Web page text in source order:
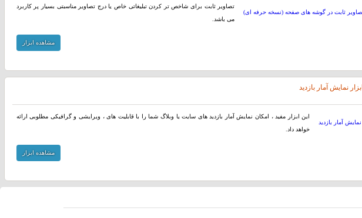
تصاویر ثابت برای شاخص تر کردن تبلیغاتی خاص یا درج تصاویر مناسبتی بسیار پر کاربرد
می باشد.
مشاهده ابزار
ابزار نمایش آمار بازدید
این ابزار مفید ، امکان نمایش آمار بازدید های سایت یا وبلاگ شما را با قابلیت های ، ویرایشی و گرافیکی مطلوبی ارائه
خواهد داد.
مشاهده ابزار